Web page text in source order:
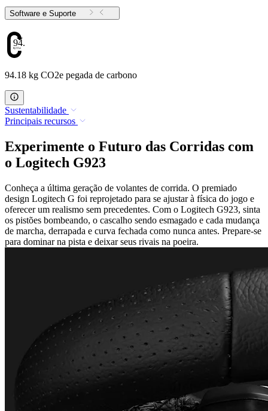
Software e Suporte
94.18
94.18 kg CO2e pegada de carbono
Sustentabilidade
Principais recursos
Experimente o Futuro das Corridas com
o Logitech G923
Conheça a última geração de volantes de corrida. O premiado
design Logitech G foi reprojetado para se ajustar à física do jogo e
oferecer um realismo sem precedentes. Com o Logitech G923, sinta
os pistões bombeando, o cascalho sendo esmagado e cada mudança
de marcha, derrapada e curva fechada como nunca antes. Prepare-se
para dominar na pista e deixar seus rivais na poeira.